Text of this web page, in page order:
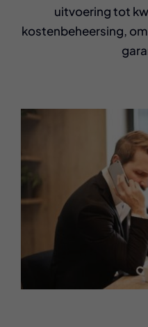
uitvoering tot
kostenbeheersing,